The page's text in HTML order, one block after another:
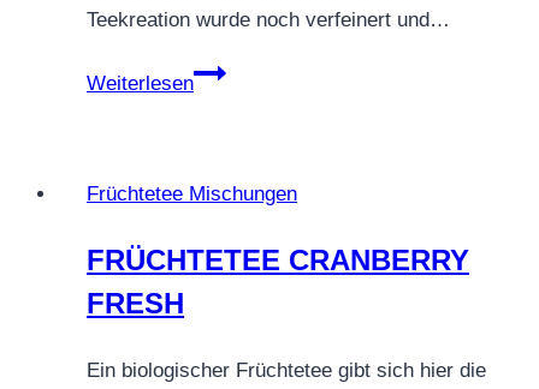
Teekreation wurde noch verfeinert und…
Weiterlesen
FRÜCHTETEE
Früchtetee Mischungen
FRÜCHTETEE CRANBERRY
FRESH
Ein biologischer Früchtetee gibt sich hier die